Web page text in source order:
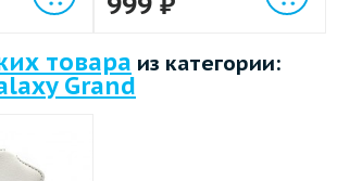
товара из категории:
Grand